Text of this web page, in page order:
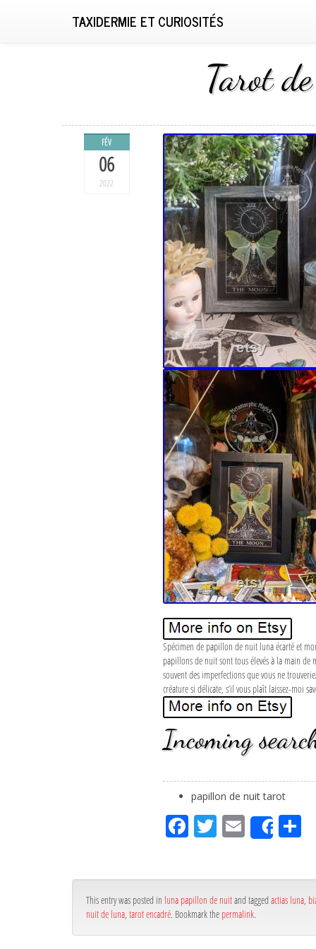
TAXIDERMIE ET CURIOSITÉS
Tarot
FÉV
06
2022
Spécimen de papillon de nuit luna écarté et
papillons de nuit sont tous élevés à la main de
souvent des imperfections que vous ne
créature si délicate, s’il vous plaît laissez-moi
Incoming
papillon de nuit tarot
Fa
ce
ok
Tw
itt
Em
ail
r
This entry was posted in luna papillon de nuitand tagged actias luna
nuit de luna tarot encadré. Bookmark the permalink.